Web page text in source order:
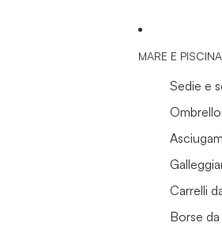
MARE E PISCINA
Sedie e
Carrelli
Borse